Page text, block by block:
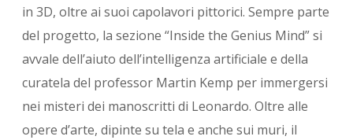
in 3D, oltre ai suoi capolavori pittorici. Sempre parte
del progetto, la sezione “Inside the Genius Mind” si
avvale dell’aiuto dell’intelligenza artificiale e della
curatela del professor Martin Kemp per immergersi
nei misteri dei manoscritti di Leonardo. Oltre alle
opere d’arte, dipinte su tela e anche sui muri, il